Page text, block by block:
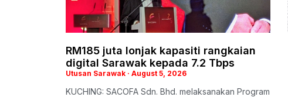
RM185 juta lonjak kapasiti rangkaian
digital Sarawak kepada 7.2 Tbps
Utusan Sarawak August 5, 2026
KUCHING: SACOFA Sdn. Bhd. melaksanakan Program